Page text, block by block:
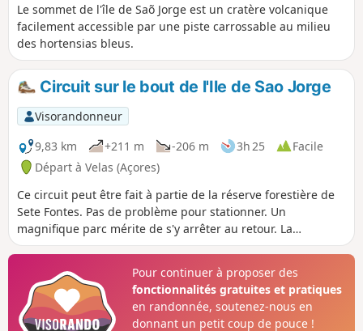
Le sommet de l'île de Saõ Jorge est un cratère volcanique
facilement accessible par une piste carrossable au milieu
des hortensias bleus.
Circuit sur le bout de l'Ile de Sao Jorge
Visorandonneur
9,83 km
+211 m -206 m 3h 25
Facile
Départ à Velas (Açores)
Ce circuit peut être fait à partie de la réserve forestière de
Sete Fontes. Pas de problème pour stationner. Un
magnifique parc mérite de s'y arrêter au retour. La
randonnée se fait sur une piste forestière, que certains
bout, l'accès au phare ne donne rien, par contre, juste
avant, une vigie permet la vue sur le Pico et ... les baleines.
La randonnée peut se faire en matinée, cela permet de
Pour continuer à proposer des
fonctionnalités gratuites et pratiques
en randonnée, soutenez-nous en
donnant un petit coup de pouce !